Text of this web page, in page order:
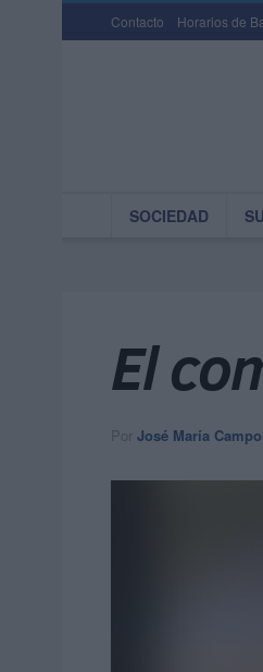
Contacto Horarios de
SOCIEDAD
El
Por José María